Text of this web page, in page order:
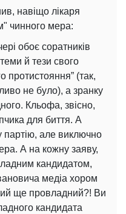
навіщо лікаря
чинного мера:
обоє соратників
й тези свого
протистояння” (так,
не було), а зранку
Кльофа, звісно,
для биття. А
але виключно
А на кожну заяву,
кандидатом,
медіа хором
ще провладний?! Ви
кандидата